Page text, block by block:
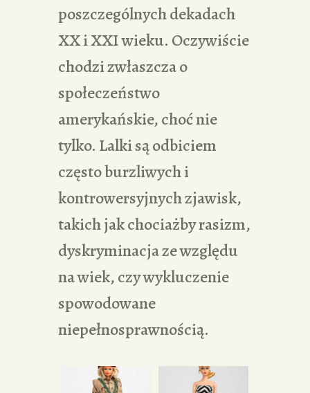
poszczególnych dekadach
XX i XXI wieku. Oczywiście
chodzi zwłaszcza o
społeczeństwo
amerykańskie, choć nie
tylko. Lalki są odbiciem
często burzliwych i
kontrowersyjnych zjawisk,
takich jak chociażby rasizm,
dyskryminacja ze względu
na wiek, czy wykluczenie
spowodowane
niepełnosprawnością.